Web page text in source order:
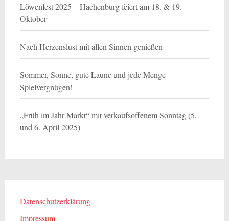
Löwenfest 2025 – Hachenburg feiert am 18. & 19.
Oktober
Nach Herzenslust mit allen Sinnen genießen
Sommer, Sonne, gute Laune und jede Menge
Spielvergnügen!
„Früh im Jahr Markt“ mit verkaufsoffenem Sonntag (5.
und 6. April 2025)
Datenschutzerklärung
Impressum